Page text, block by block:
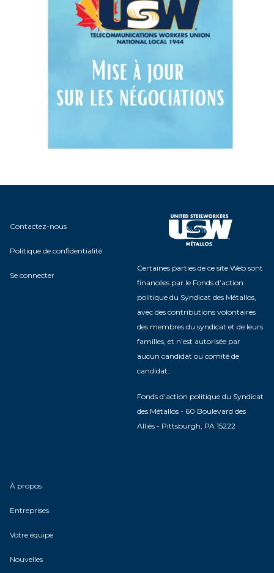
Contactez-nous
Politique de confidentialité
Se connecter
Certaines parties de ce site Web sont
financées par le Fonds d’action
politique du Syndicat des Métallos,
avec des contributions volontaires
des membres du syndicat et de leurs
familles, et n’est autorisée par
aucun candidat ou comité de
candidat.
Fonds d’action politique du Syndicat
des Métallos - 60 Boulevard des
Alliés - Pittsburgh, PA 15222
À propos
Entreprises
Votre équipe
Nouvelles